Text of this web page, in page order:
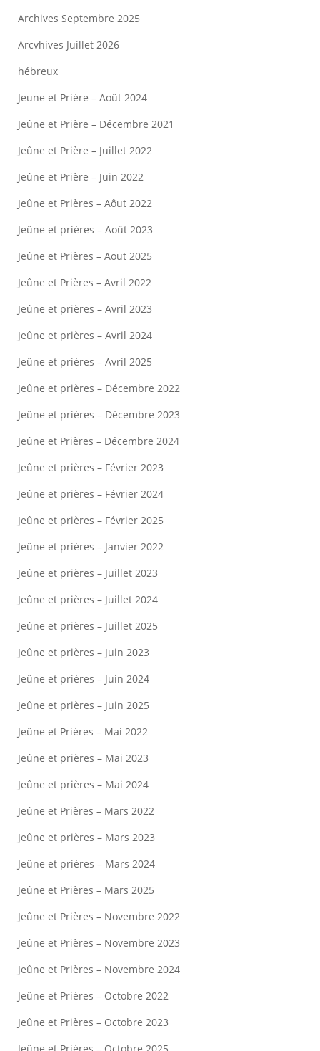
Archives Septembre 2025
Arcvhives Juillet 2026
hébreux
Jeune et Prière – Août 2024
Jeûne et Prière – Décembre 2021
Jeûne et Prière – Juillet 2022
Jeûne et Prière – Juin 2022
Jeûne et Prières – Aôut 2022
Jeûne et prières – Août 2023
Jeûne et Prières – Aout 2025
Jeûne et Prières – Avril 2022
Jeûne et prières – Avril 2023
Jeûne et prières – Avril 2024
Jeûne et prières – Avril 2025
Jeûne et prières – Décembre 2022
Jeûne et prières – Décembre 2023
Jeûne et Prières – Décembre 2024
Jeûne et prières – Février 2023
Jeûne et prières – Février 2024
Jeûne et prières – Février 2025
Jeûne et prières – Janvier 2022
Jeûne et prières – Juillet 2023
Jeûne et prières – Juillet 2024
Jeûne et prières – Juillet 2025
Jeûne et prières – Juin 2023
Jeûne et prières – Juin 2024
Jeûne et prières – Juin 2025
Jeûne et Prières – Mai 2022
Jeûne et prières – Mai 2023
Jeûne et prières – Mai 2024
Jeûne et Prières – Mars 2022
Jeûne et prières – Mars 2023
Jeûne et prières – Mars 2024
Jeûne et Prières – Mars 2025
Jeûne et Prières – Novembre 2022
Jeûne et Prières – Novembre 2023
Jeûne et Prières – Novembre 2024
Jeûne et Prières – Octobre 2022
Jeûne et Prières – Octobre 2023